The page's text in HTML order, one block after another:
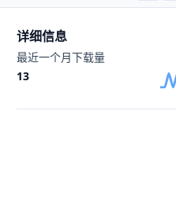
详细信息
最近一个月下载量
13